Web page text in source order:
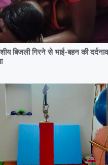
बिजली गिरने से भाई-बहन की